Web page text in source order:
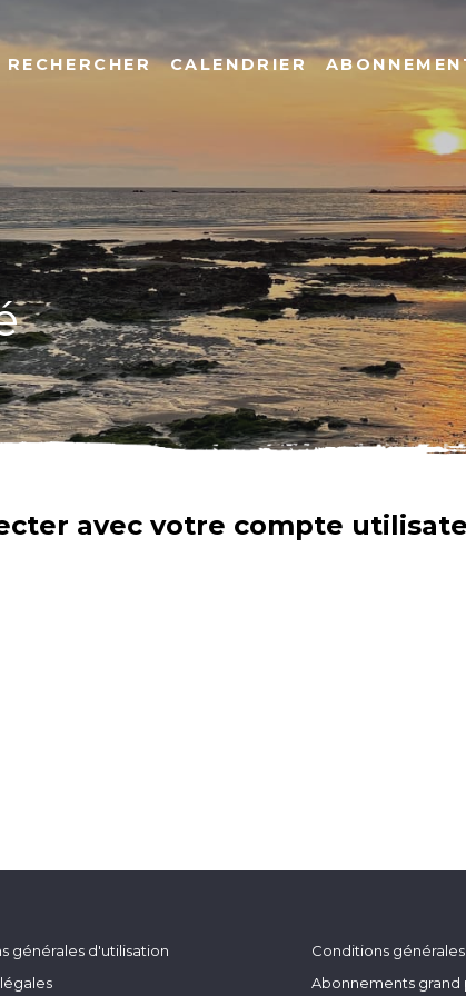
RECHERCHER CALENDRIER
avec votre compte
générales d'utilisation
Conditions
Abonnements grand